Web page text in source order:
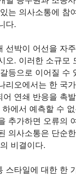
는 의사소통에 참
다.
선박이 어선을 자
오. 이러한 소규모
등으로 이어질 수
리오에서는 한 국
어 연쇄 반응을 촉
에서 예측할 수 없
추가하면 오류의
의사소통은 단순
비결이다.
스타일에 대한 한